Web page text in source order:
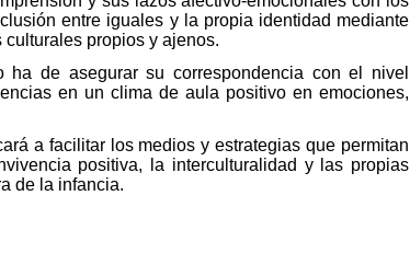
entre iguales y la propia identidad mediante
propios y ajenos.
de asegurar su correspondencia con el nivel
en un clima de aula positivo en emociones,
a facilitar los medios y estrategias que permitan
positiva, la interculturalidad y las propias
de la infancia.